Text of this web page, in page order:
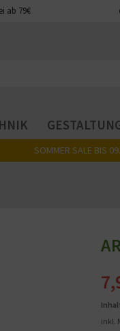
ab 79€
SOMMER SALE BIS
inkl.